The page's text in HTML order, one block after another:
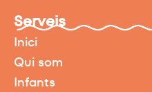
Serveis
Inici
Qui som
Infants